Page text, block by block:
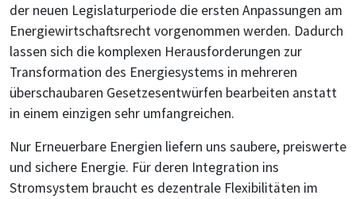
der neuen Legislaturperiode die ersten Anpassungen am
Energiewirtschaftsrecht vorgenommen werden. Dadurch
lassen sich die komplexen Herausforderungen zur
Transformation des Energiesystems in mehreren
überschaubaren Gesetzesentwürfen bearbeiten anstatt
in einem einzigen sehr umfangreichen.
Nur Erneuerbare Energien liefern uns saubere, preiswerte
und sichere Energie. Für deren Integration ins
Stromsystem braucht es dezentrale Flexibilitäten im